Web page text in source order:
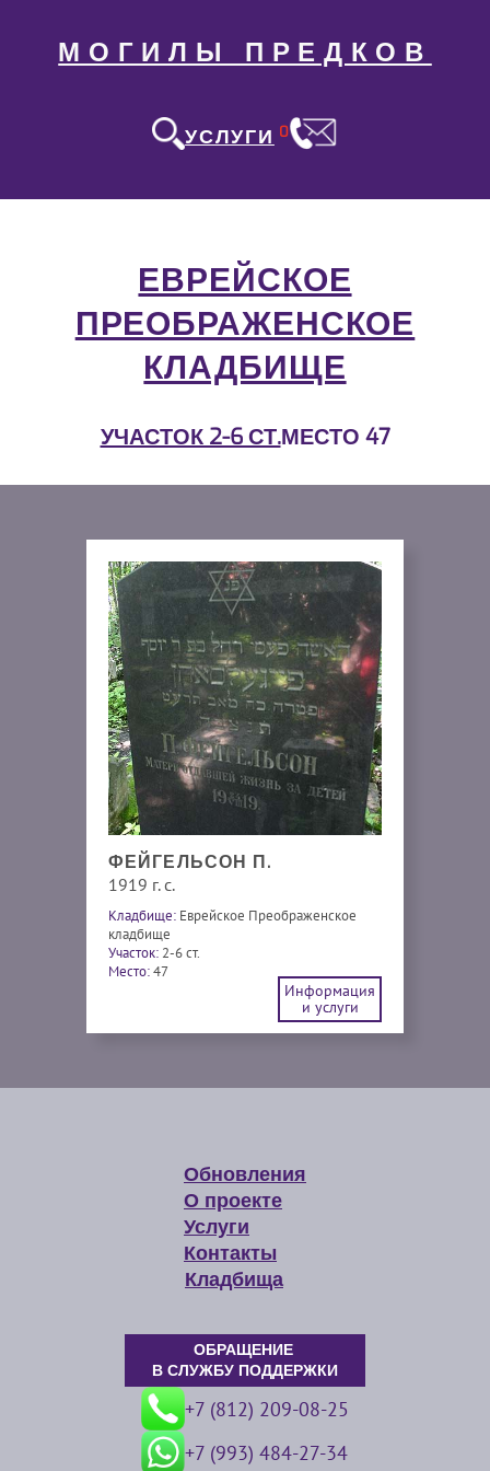
МОГИЛЫ ПРЕДКОВ
УСЛУГИ 0
ЕВРЕЙСКОЕ
ПРЕОБРАЖЕНСКОЕ
КЛАДБИЩЕ
УЧАСТОК 2-6 СТ.МЕСТО 47
ФЕЙГЕЛЬСОН П.
1919 г. с.
Кладбище: Еврейское Преображенское
кладбище
Участок: 2-6 ст.
Место:47
Информация
и услуги
Обновления
О проекте
Услуги
Контакты
Кладбища
ОБРАЩЕНИЕ
В СЛУЖБУ ПОДДЕРЖКИ
+7 (812) 209-08-25
+7 (993) 484-27-34